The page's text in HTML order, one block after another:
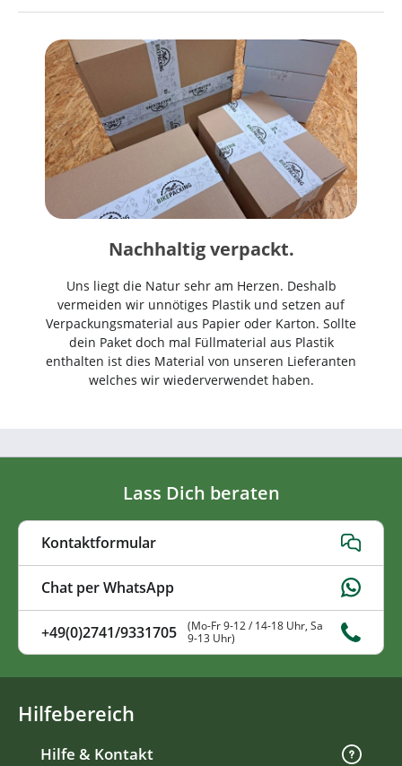
Nachhaltig verpackt.
Uns liegt die Natur sehr am Herzen. Deshalb
vermeiden wir unnötiges Plastik und setzen auf
Verpackungsmaterial aus Papier oder Karton. Sollte
dein Paket doch mal Füllmaterial aus Plastik
enthalten ist dies Material von unseren Lieferanten
welches wir wiederverwendet haben.
Lass Dich beraten
Kontaktformular
Chat per WhatsApp
+49(0)2741/9331705
(Mo-Fr 9-12 / 14-18 Uhr, Sa
9-13 Uhr)
Hilfebereich
Hilfe & Kontakt